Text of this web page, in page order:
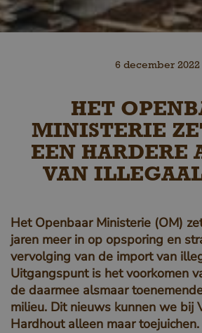
6 december 2022
HET
MINISTERIE
EEN HARDERE
VAN
Het Openbaar Ministerie (OM)
jaren meer in op opsporing en
vervolging van de import van
Uitgangspunt is het voorkomen
de daarmee alsmaar
milieu. Dit nieuws kunnen we bij
Hardhout alleen maar toejuichen.